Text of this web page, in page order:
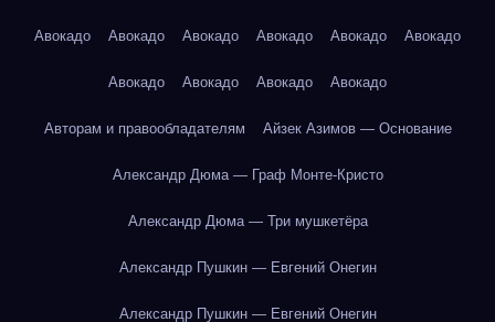
Авокадо Авокадо Авокадо Авокадо Авокадо Авокадо
Авокадо Авокадо Авокадо Авокадо
Авторам и правообладателям Айзек Азимов — Основание
Александр Дюма — Граф Монте-Кристо
Александр Дюма — Три мушкетёра
Александр Пушкин — Евгений Онегин
Александр Пушкин — Евгений Онегин